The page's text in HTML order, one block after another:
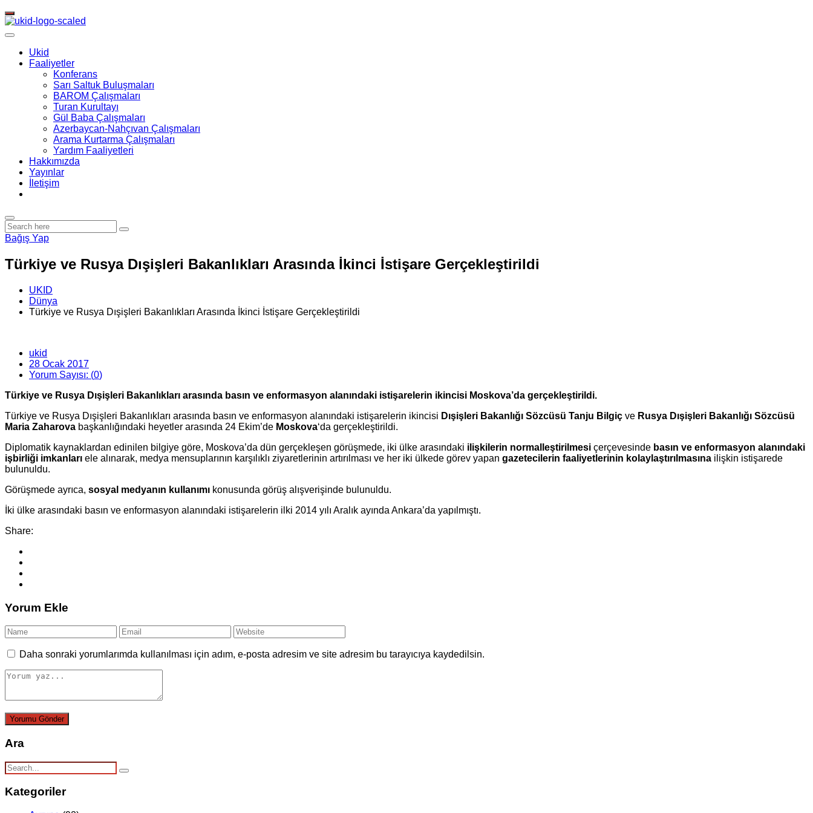
Toggle
navigation
Ukid
Faaliyetler
Konferans
Sarı Saltuk Buluşmaları
BAROM Çalışmaları
Turan Kurultayı
Gül Baba Çalışmaları
Azerbaycan-Nahçıvan Çalışmaları
Arama Kurtarma Çalışmaları
Yardım Faaliyetleri
Hakkımızda
Yayınlar
İletişim
Bağış Yap
Türkiye ve Rusya Dışişleri Bakanlıkları Arasında İkinci İstişare Gerçekleştirildi
UKID
Dünya
Türkiye ve Rusya Dışişleri Bakanlıkları Arasında İkinci İstişare Gerçekleştirildi
ukid
28 Ocak 2017
Yorum Sayısı: (0)
Türkiye ve Rusya Dışişleri Bakanlıkları arasında basın ve enformasyon alanındaki istişarelerin ikincisi Moskova’da gerçekleştirildi.
Türkiye ve Rusya Dışişleri Bakanlıkları arasında basın ve enformasyon alanındaki istişarelerin ikincisi Dışişleri Bakanlığı Sözcüsü Tanju Bilgiç ve Rusya Dışişleri Bakanlığı Sözcüsü
Maria Zaharova başkanlığındaki heyetler arasında 24 Ekim’de Moskova‘da gerçekleştirildi.
Diplomatik kaynaklardan edinilen bilgiye göre, Moskova’da dün gerçekleşen görüşmede, iki ülke arasındaki ilişkilerin normalleştirilmesi çerçevesinde basın ve enformasyon alanındaki
işbirliği imkanları ele alınarak, medya mensuplarının karşılıklı ziyaretlerinin artırılması ve her iki ülkede görev yapan gazetecilerin faaliyetlerinin kolaylaştırılmasına ilişkin istişarede
bulunuldu.
Görüşmede ayrıca, sosyal medyanın kullanımı konusunda görüş alışverişinde bulunuldu.
İki ülke arasındaki basın ve enformasyon alanındaki istişarelerin ilki 2014 yılı Aralık ayında Ankara’da yapılmıştı.
Share:
Yorum Ekle
Daha sonraki yorumlarımda kullanılması için adım, e-posta adresim ve site adresim bu tarayıcıya kaydedilsin.
Ara
Kategoriler